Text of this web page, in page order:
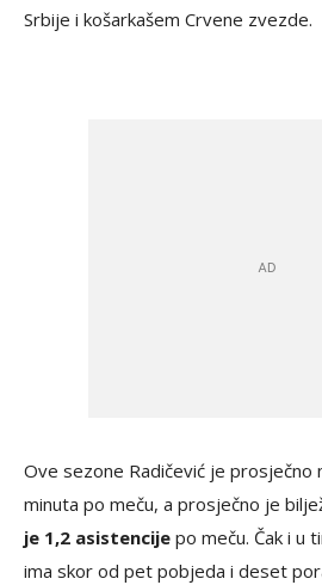
Srbije i košarkašem Crvene zvezde.
Ove sezone Radičević je prosječno
minuta po meču, a prosječno je
je 1,2 asistencije po meču. Čak i u
ima skor od pet pobjeda i deset